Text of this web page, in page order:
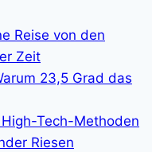
Reise von den
Zeit
23,5 Grad das
Tech-Methoden
Riesen